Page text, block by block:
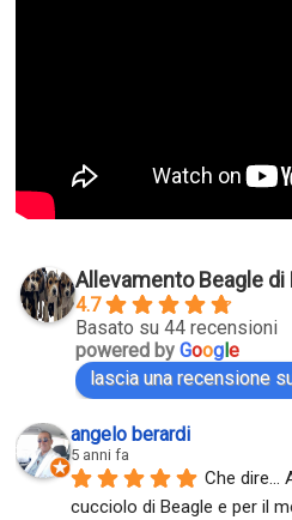
Allevamento Beagle di
4.7
Basato su 44 recensioni
powered byGoog le
lascia una recensione
angelo berardi
5 anni fa
Che dire...
cucciolo di Beagle e per il